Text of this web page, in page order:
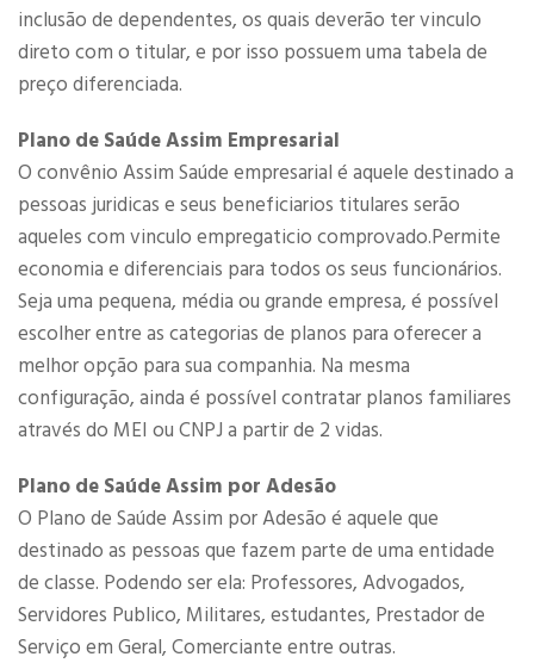
inclusão de dependentes, os quais deverão ter vinculo
direto com o titular, e por isso possuem uma tabela de
preço diferenciada.
Plano de Saúde Assim Empresarial
O convênio Assim Saúde empresarial é aquele destinado a
pessoas juridicas e seus beneficiarios titulares serão
aqueles com vinculo empregaticio comprovado.Permite
economia e diferenciais para todos os seus funcionários.
Seja uma pequena, média ou grande empresa, é possível
escolher entre as categorias de planos para oferecer a
melhor opção para sua companhia. Na mesma
configuração, ainda é possível contratar planos familiares
através do MEI ou CNPJ a partir de 2 vidas.​
Plano de Saúde Assim por Adesão
O Plano de Saúde Assim por Adesão é aquele que
destinado as pessoas que fazem parte de uma entidade
de classe. Podendo ser ela: Professores, Advogados,
Servidores Publico, Militares, estudantes, Prestador de
Serviço em Geral, Comerciante entre outras.